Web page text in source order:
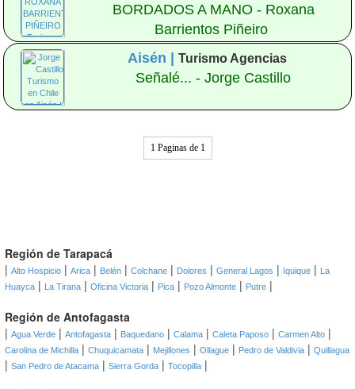
BORDADOS A MANO - Roxana
Barrientos Piñeiro
Aisén |Turismo Agencias
Señalé... - Jorge Castillo
1 Paginas de 1
Región de Tarapacá
| Alto Hospicio | Arica | Belén | Colchane | Dolores | General Lagos | Iquique |
La
Huayca | La Tirana | Oficina Victoria | Pica | Pozo Almonte | Putre |
Región de Antofagasta
| Agua Verde | Antofagasta | Baquedano | Calama | Caleta Paposo | Carmen Alto |
Carolina de Michilla | Chuquicamata | Mejillones | Ollague | Pedro de Valdivia | Quillagua
| San Pedro de Atacama | Sierra Gorda | Tocopilla |